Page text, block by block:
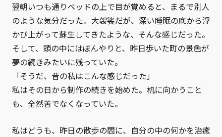
翌朝いつも通りベッドの上で目が覚めると、まるで別人
のような気分だった。大袈裟だが、深い睡眠の底から浮
かび上がって蘇生してきたような、そんな感じだった。
そして、頭の中にはぼんやりと、昨日歩いた町の景色が
夢の続きみたいに残っていた。
「そうだ、昔の私はこんな感じだった」
私はその日から制作の続きを始めた。机に向かうこと
も、全然苦でなくなっていた。
私はどうも、昨日の散歩の間に、自分の中の何かを治癒